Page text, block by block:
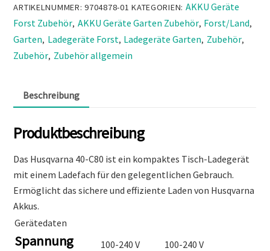
ARTIKELNUMMER:9704878-01 KATEGORIEN: AKKU Geräte
Forst Zubehör, AKKU Geräte Garten Zubehör, Forst/Land,
Garten, Ladegeräte Forst, Ladegeräte Garten, Zubehör,
Zubehör, Zubehör allgemein
Beschreibung
Produktbeschreibung
Das Husqvarna 40-C80 ist ein kompaktes Tisch-Ladegerät
mit einem Ladefach für den gelegentlichen Gebrauch.
Ermöglicht das sichere und effiziente Laden von Husqvarna
Akkus.
Gerätedaten
Spannung 100-240 V 100-240 V